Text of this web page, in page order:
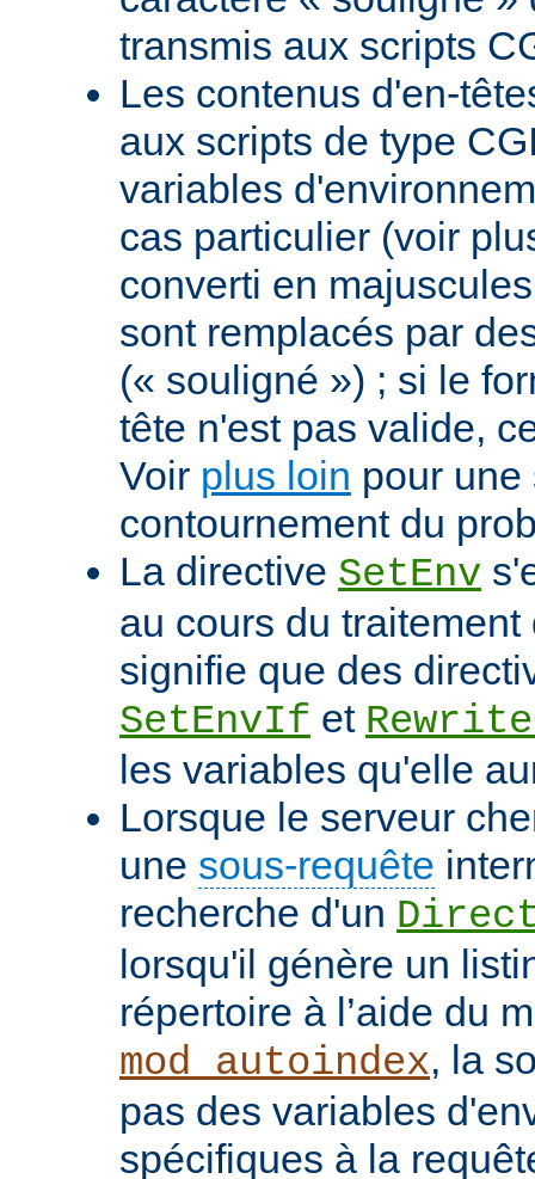
transmis aux scripts
Les contenus d'en-
aux scripts de type
variables
cas particulier (voir
converti en
sont remplacés par
(« souligné ») ; si le
tête n'est pas valide,
Voir plus loin pour
contournement du
La directive SetEnv
au cours du
signifie que des
SetEnvIf et
les variables qu'elle
Lorsque le serveur
une sous-requête
recherche d'un
lorsqu'il génère un
répertoire à l’aide du
mod_autoindex, la
pas des variables
spécifiques à la